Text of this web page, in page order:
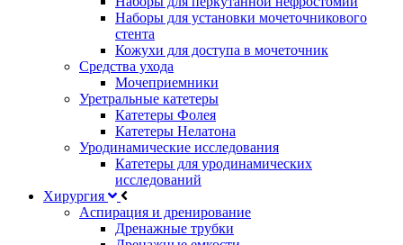
Наборы для установки мочеточникового
стента
Кожухи для доступа в мочеточник
Средства ухода
Мочеприемники
Уретральные катетеры
Катетеры Фолея
Катетеры Нелатона
Уродинамические исследования
Катетеры для уродинамических
исследований
Хирургия
Аспирация и дренирование
Дренажные трубки